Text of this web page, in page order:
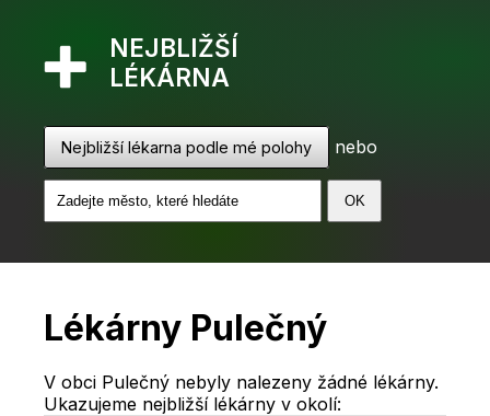
NEJBLIŽŠÍ
LÉKÁRNA
Nejbližší lékarna podle mé polohy nebo
Lékárny Pulečný
V obci Pulečný nebyly nalezeny žádné lékárny.
Ukazujeme nejbližší lékárny v okolí: